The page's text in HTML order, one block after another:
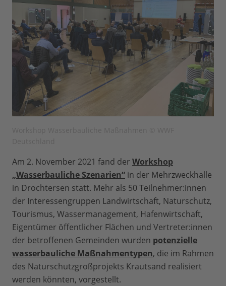
Am 2. November 2021 fand der Workshop
„Wasserbauliche Szenarien“ in der Mehrzweckhalle
in Drochtersen statt. Mehr als 50 Teilnehmer:innen
der Interessengruppen Landwirtschaft, Naturschutz,
Tourismus, Wassermanagement, Hafenwirtschaft,
Eigentümer öffentlicher Flächen und Vertreter:innen
der betroffenen Gemeinden wurden potenzielle
wasserbauliche Maßnahmentypen, die im Rahmen
des Naturschutzgroßprojekts Krautsand realisiert
werden könnten, vorgestellt.